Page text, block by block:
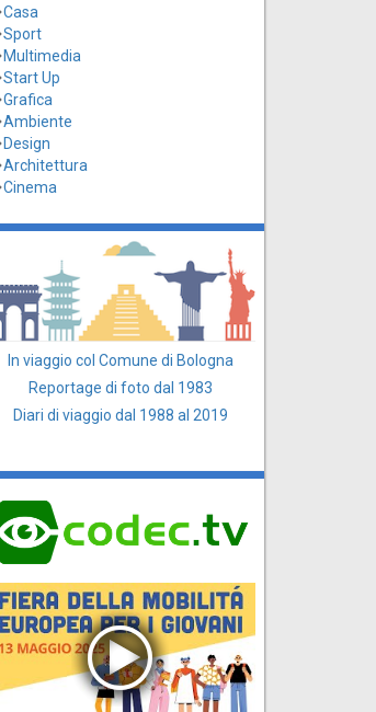
Casa
Sport
Multimedia
Start Up
Grafica
Ambiente
Design
Architettura
Cinema
In viaggio col Comune di Bologna
Reportage di foto dal 1983
Diari di viaggio dal 1988 al 2019